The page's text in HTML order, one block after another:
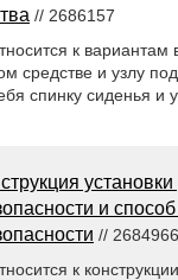
// 2686157
к вариантам
средстве и узлу
спинку сиденья и
установки
и
// 2684966
к